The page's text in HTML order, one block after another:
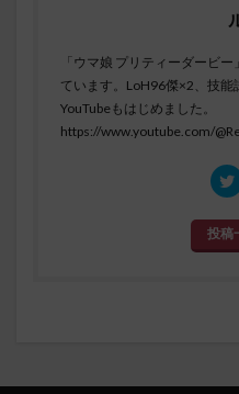
「ウマ娘 プリティーダービ
ています。LoH96傑×2、技
YouTubeもはじめました。
https://www.youtube.com/
投稿